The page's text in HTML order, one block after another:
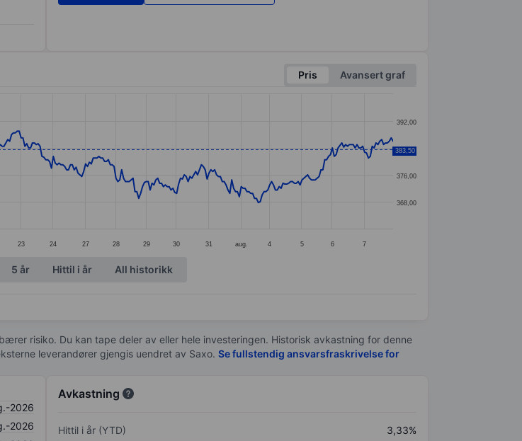
Pris
Avansert graf
to 394.
23 24 27 28 29 30 31 aug. 4 5 6 7
368,00
376,00
384,00
392,00
383,50
5 år Hittil i år All historikk
risiko. Du kan tape deler av eller hele investeringen. Historisk avkastning for denne
leverandører gjengis uendret av Saxo. Se fullstendig ansvarsfraskrivelse for
2026
2026
Avkastning
Hittil i år (YTD)
3,33%